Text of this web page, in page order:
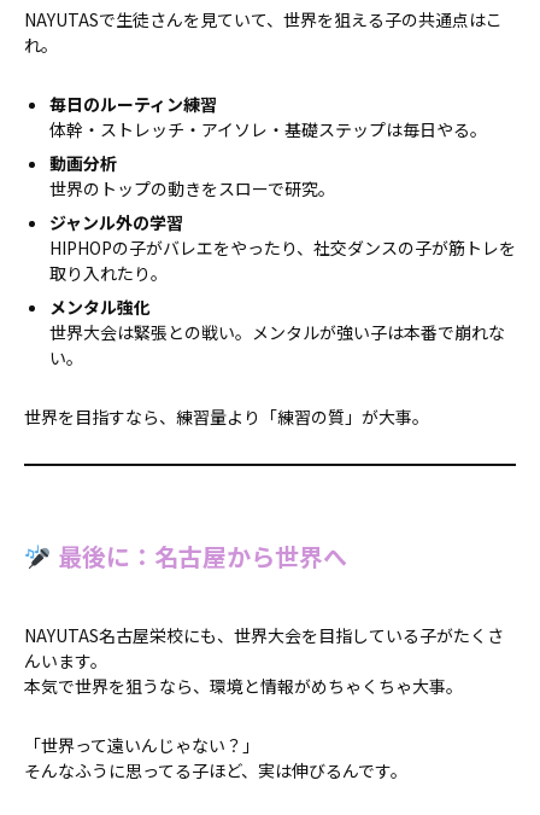
NAYUTASで生徒さんを見ていて、世界を狙える子の共通点はこ
れ。
毎日のルーティン練習
体幹・ストレッチ・アイソレ・基礎ステップは毎日やる。
動画分析
世界のトップの動きをスローで研究。
ジャンル外の学習
HIPHOPの子がバレエをやったり、社交ダンスの子が筋トレを
取り入れたり。
メンタル強化
世界大会は緊張との戦い。メンタルが強い子は本番で崩れな
い。
世界を目指すなら、練習量より「練習の質」が大事。
最後に：名古屋から世界へ
NAYUTAS名古屋栄校にも、世界大会を目指している子がたくさ
んいます。
本気で世界を狙うなら、環境と情報がめちゃくちゃ大事。
「世界って遠いんじゃない？」
そんなふうに思ってる子ほど、実は伸びるんです。